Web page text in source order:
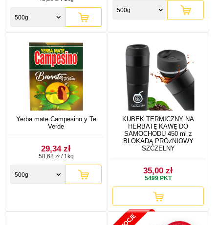
500g
500g
Yerba mate Campesino y Te
Verde
29,34 zł
58,68 zł / 1kg
500g
KUBEK TERMICZNY NA
HERBATĘ KAWĘ DO
SAMOCHODU 450 ml z
BLOKADĄ PRÓŻNIOWY
SZCZELNY
35,00 zł
5499 PKT